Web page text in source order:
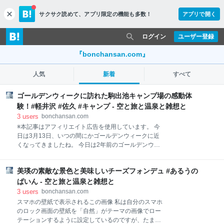
c
l
o
s
サクサク読めて、 アプリ限定の機能も多数！ アプリで開く
ユーザー登録
ログイン
『bonchansan.com』
人気 新着 すべて
ゴールデンウィークに訪れた駒出池キャンプ場の感動体
験！#軽井沢 #佐久 #キャンプ - 空と旅と温泉と雑想と
3 users bonchansan.com
※本記事はアフィリエイト広告を使用しています。 今
日は3月13日、いつの間にかゴールデンウィークに近
くなってきましたね。 今日は2年前のゴールデンウィ
どで行けるため、例えば軽井沢観光がてらキャンプ場
まで足を伸ばすのも良いかもしれません。 リンク 景色
抜群のキャンプ場その名は… 私が今日ご紹介したいキ
ャンプ場は、駒出池キャンプ場という場所です！
yachiho-kogen.com このキャンプ場は軽井沢や佐久の
南、八千穂高原にあります。 キャンプ場としても過ご
美瑛の素敵な景色と美味しいチーズフォンデュ #あるうの
ぱいん - 空と旅と温泉と雑想と
3 users bonchansan.com
スマホの壁紙で表示されるこの画像 私は自分のスマホ
のロック画面の壁紙を「自然」がテーマの画像でロー
テーションするように設定しているのですが、たまに